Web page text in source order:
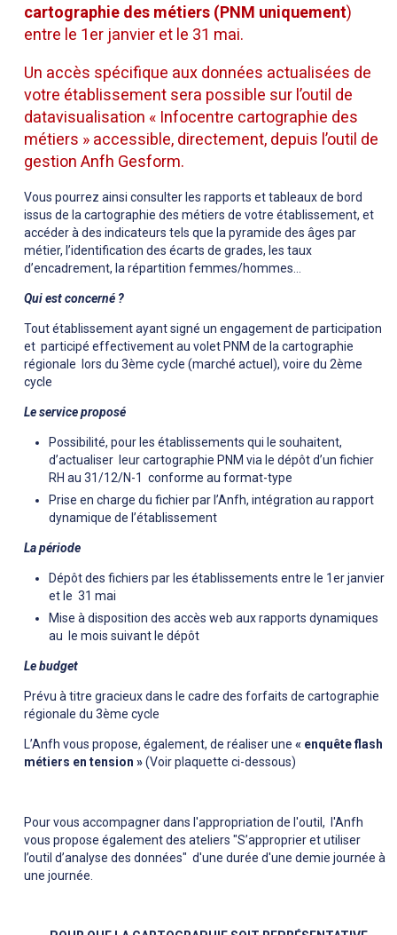
cartographie des métiers (PNM uniquement)
entre le 1er janvier et le 31 mai.
Un accès spécifique aux données actualisées de
votre établissement sera possible sur l’outil de
datavisualisation « Infocentre cartographie des
métiers » accessible, directement, depuis l’outil de
gestion Anfh Gesform.
Vous pourrez ainsi consulter les rapports et tableaux de bord
issus de la cartographie des métiers de votre établissement, et
accéder à des indicateurs tels que la pyramide des âges par
métier, l’identification des écarts de grades, les taux
d’encadrement, la répartition femmes/hommes…
Qui est concerné ?
Tout établissement ayant signé un engagement de participation
et participé effectivement au volet PNM de la cartographie
régionale lors du 3ème cycle (marché actuel), voire du 2ème
cycle
Le service proposé
Possibilité, pour les établissements qui le souhaitent,
d’actualiser leur cartographie PNM via le dépôt d’un fichier
RH au 31/12/N-1 conforme au format-type
Prise en charge du fichier par l’Anfh, intégration au rapport
dynamique de l’établissement
La période
Dépôt des fichiers par les établissements entre le 1er janvier
et le 31 mai
Mise à disposition des accès web aux rapports dynamiques
au le mois suivant le dépôt
Le budget
Prévu à titre gracieux dans le cadre des forfaits de cartographie
régionale du 3ème cycle
L’Anfh vous propose, également, de réaliser une « enquête flash
métiers en tension »(Voir plaquette ci-dessous)
Pour vous accompagner dans l'appropriation de l'outil, l'Anfh
vous propose également des ateliers "S’approprier et utiliser
l’outil d’analyse des données" d'une durée d'une demie journée à
une journée.